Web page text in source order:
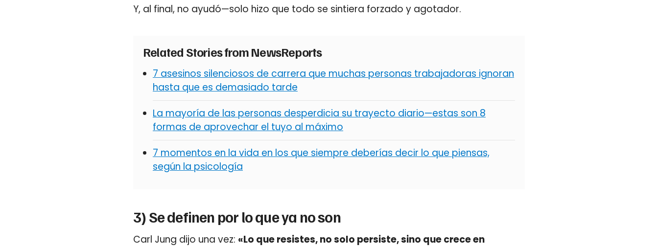
Y, al final, no ayudó—solo hizo que todo se sintiera forzado y agotador.
Related Stories from NewsReports
7 asesinos silenciosos de carrera que muchas personas trabajadoras ignoran
hasta que es demasiado tarde
La mayoría de las personas desperdicia su trayecto diario—estas son 8
formas de aprovechar el tuyo al máximo
7 momentos en la vida en los que siempre deberías decir lo que piensas,
según la psicología
3) Se definen por lo que ya no son
Carl Jung dijo una vez: «Lo que resistes, no solo persiste, sino que crece en